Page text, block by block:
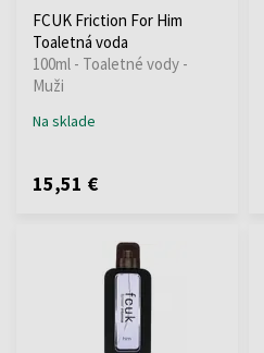
FCUK Friction For Him
Toaletná voda
100ml - Toaletné vody -
Muži
Na sklade
15,51 €